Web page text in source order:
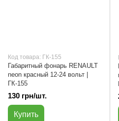
Код товара: ГК-155
Габаритный фонарь RENAULT
neon красный 12-24 вольт |
ГК-155
130 грн/шт.
Купить